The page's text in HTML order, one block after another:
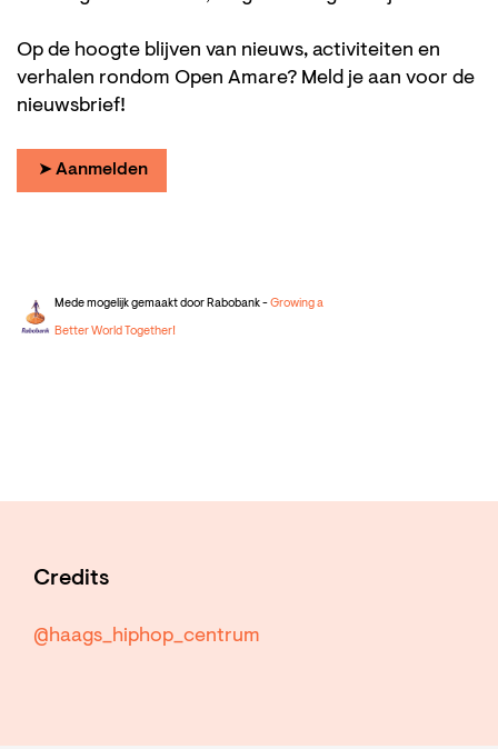
Op de hoogte blijven van nieuws, activiteiten en
verhalen rondom Open Amare? Meld je aan voor de
nieuwsbrief!
➤ Aanmelden
Mede mogelijk gemaakt door Rabobank -Growing a
Better World Together!
Credits
@haags_hiphop_centrum